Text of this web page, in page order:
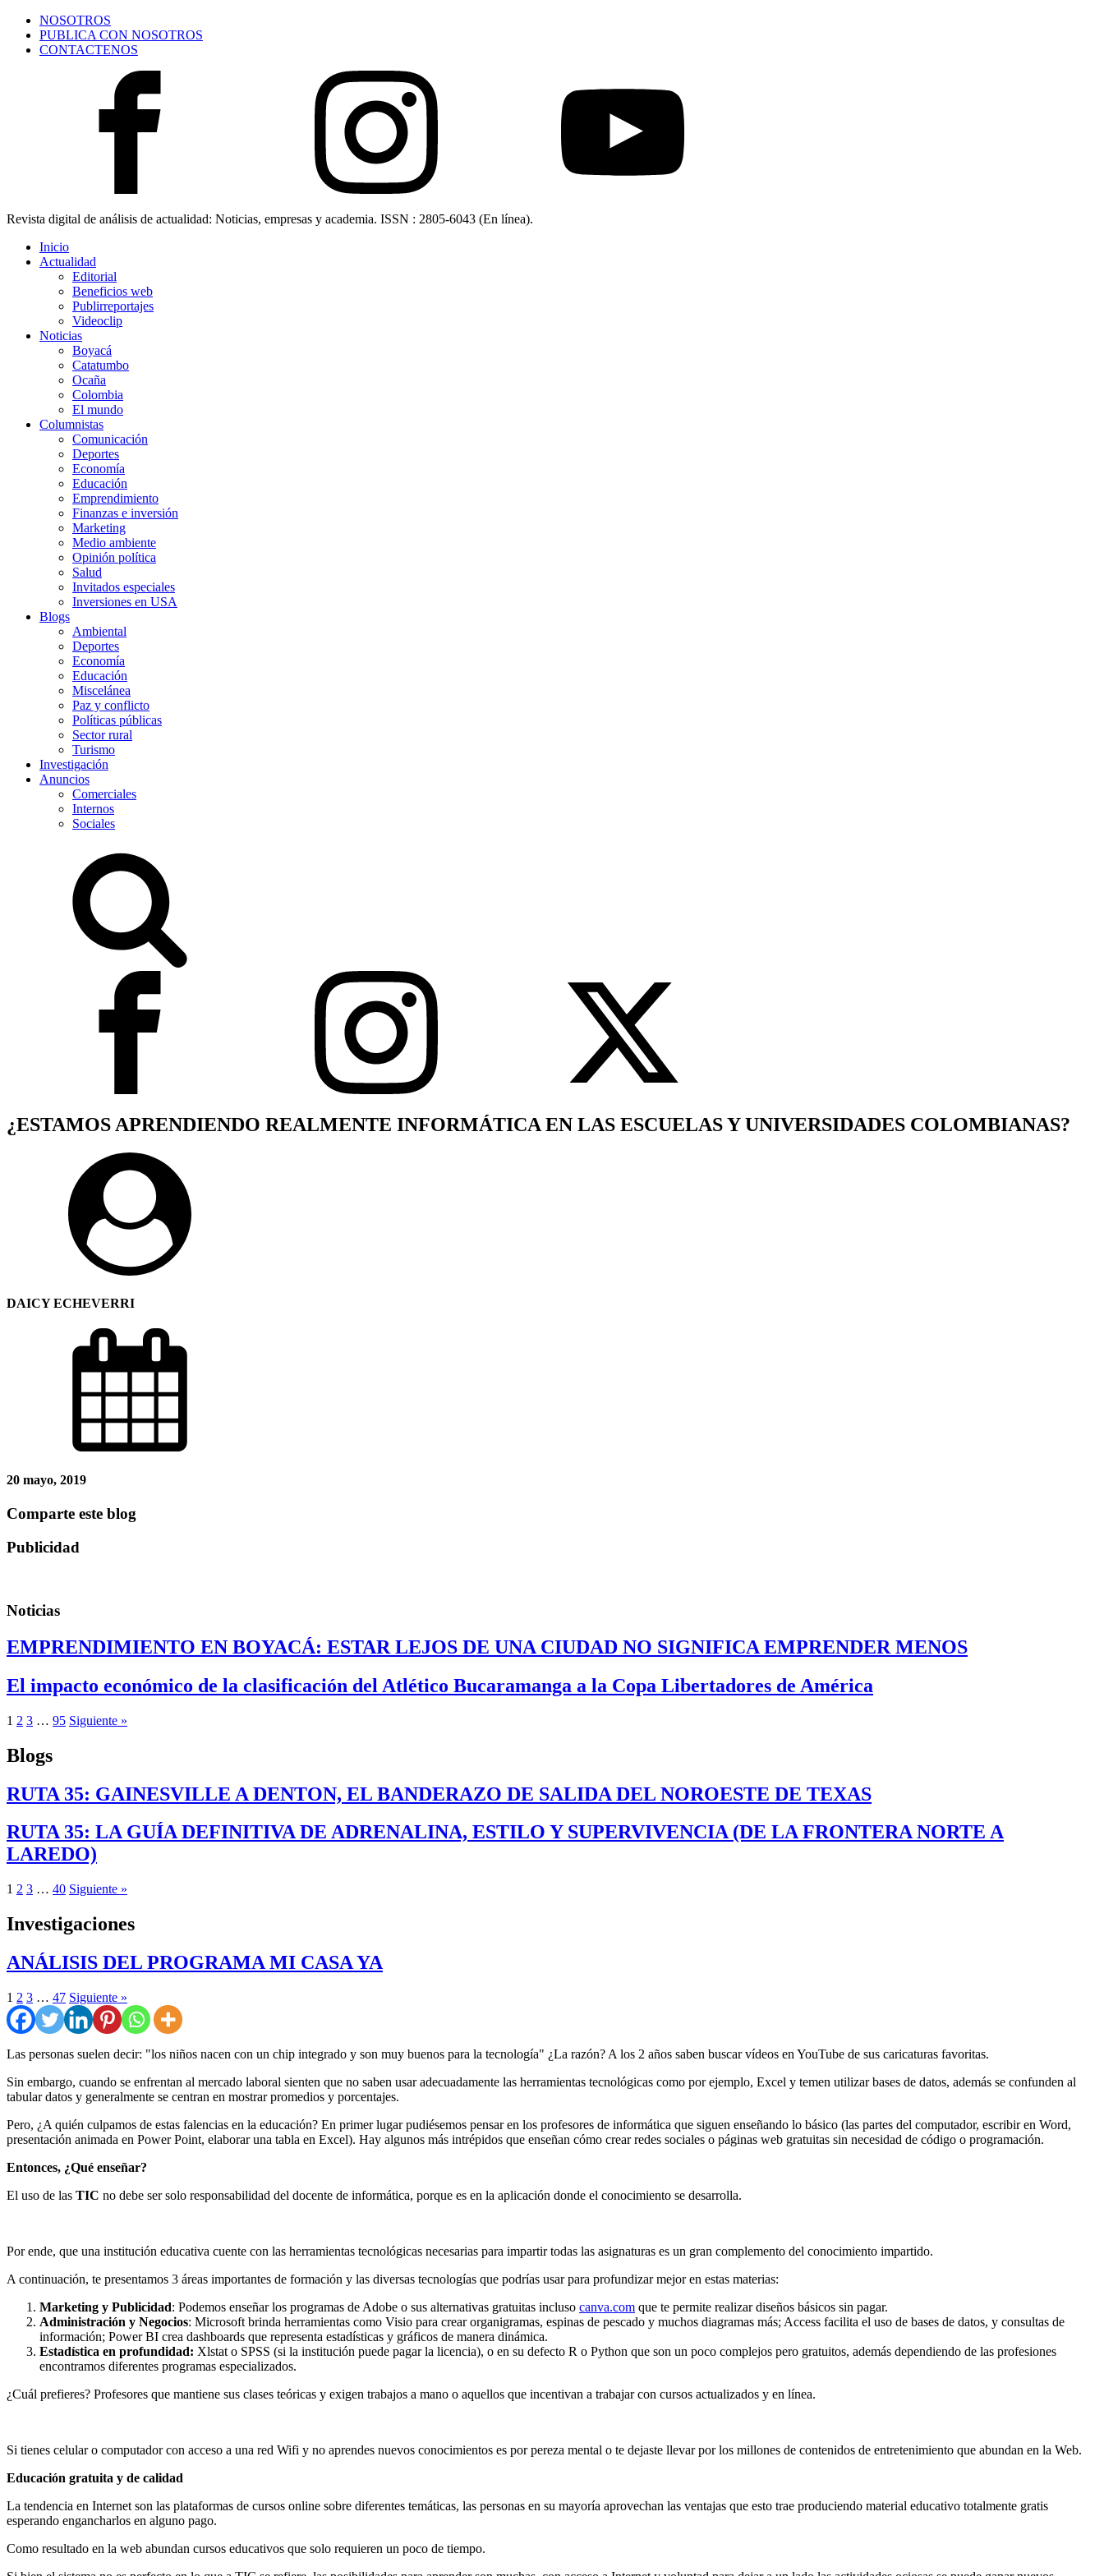
NOSOTROS
PUBLICA CON NOSOTROS
CONTACTENOS
Revista digital de análisis de actualidad: Noticias, empresas y academia. ISSN : 2805-6043 (En línea).
Inicio
Actualidad
Editorial
Beneficios web
Publirreportajes
Videoclip
Noticias
Boyacá
Catatumbo
Ocaña
Colombia
El mundo
Columnistas
Comunicación
Deportes
Economía
Educación
Emprendimiento
Finanzas e inversión
Marketing
Medio ambiente
Opinión política
Salud
Invitados especiales
Inversiones en USA
Blogs
Ambiental
Deportes
Economía
Educación
Miscelánea
Paz y conflicto
Políticas públicas
Sector rural
Turismo
Investigación
Anuncios
Comerciales
Internos
Sociales
¿ESTAMOS APRENDIENDO REALMENTE INFORMÁTICA EN LAS ESCUELAS Y UNIVERSIDADES COLOMBIANAS?
DAICY ECHEVERRI
20 mayo, 2019
Comparte este blog
Publicidad
Noticias
EMPRENDIMIENTO EN BOYACÁ: ESTAR LEJOS DE UNA CIUDAD NO SIGNIFICA EMPRENDER MENOS
El impacto económico de la clasificación del Atlético Bucaramanga a la Copa Libertadores de América
1 2 3 … 95 Siguiente »
Blogs
RUTA 35: GAINESVILLE A DENTON, EL BANDERAZO DE SALIDA DEL NOROESTE DE TEXAS
RUTA 35: LA GUÍA DEFINITIVA DE ADRENALINA, ESTILO Y SUPERVIVENCIA (DE LA FRONTERA NORTE A
LAREDO)
1 2 3 … 40 Siguiente »
Investigaciones
ANÁLISIS DEL PROGRAMA MI CASA YA
1 2 3 … 47 Siguiente »
Las personas suelen decir: "los niños nacen con un chip integrado y son muy buenos para la tecnología" ¿La razón? A los 2 años saben buscar vídeos en YouTube de sus caricaturas favoritas.
Sin embargo, cuando se enfrentan al mercado laboral sienten que no saben usar adecuadamente las herramientas tecnológicas como por ejemplo, Excel y temen utilizar bases de datos, además se confunden al
tabular datos y generalmente se centran en mostrar promedios y porcentajes.
Pero, ¿A quién culpamos de estas falencias en la educación? En primer lugar pudiésemos pensar en los profesores de informática que siguen enseñando lo básico (las partes del computador, escribir en Word,
presentación animada en Power Point, elaborar una tabla en Excel). Hay algunos más intrépidos que enseñan cómo crear redes sociales o páginas web gratuitas sin necesidad de código o programación.
Entonces, ¿Qué enseñar?
El uso de las TIC no debe ser solo responsabilidad del docente de informática, porque es en la aplicación donde el conocimiento se desarrolla.
Por ende, que una institución educativa cuente con las herramientas tecnológicas necesarias para impartir todas las asignaturas es un gran complemento del conocimiento impartido.
A continuación, te presentamos 3 áreas importantes de formación y las diversas tecnologías que podrías usar para profundizar mejor en estas materias:
Marketing y Publicidad: Podemos enseñar los programas de Adobe o sus alternativas gratuitas incluso canva.com que te permite realizar diseños básicos sin pagar.
Administración y Negocios: Microsoft brinda herramientas como Visio para crear organigramas, espinas de pescado y muchos diagramas más; Access facilita el uso de bases de datos, y consultas de
información; Power BI crea dashboards que representa estadísticas y gráficos de manera dinámica.
Estadística en profundidad: Xlstat o SPSS (si la institución puede pagar la licencia), o en su defecto R o Python que son un poco complejos pero gratuitos, además dependiendo de las profesiones
encontramos diferentes programas especializados.
¿Cuál prefieres? Profesores que mantiene sus clases teóricas y exigen trabajos a mano o aquellos que incentivan a trabajar con cursos actualizados y en línea.
Si tienes celular o computador con acceso a una red Wifi y no aprendes nuevos conocimientos es por pereza mental o te dejaste llevar por los millones de contenidos de entretenimiento que abundan en la Web.
Educación gratuita y de calidad
La tendencia en Internet son las plataformas de cursos online sobre diferentes temáticas, las personas en su mayoría aprovechan las ventajas que esto trae produciendo material educativo totalmente gratis
esperando engancharlos en alguno pago.
Como resultado en la web abundan cursos educativos que solo requieren un poco de tiempo.